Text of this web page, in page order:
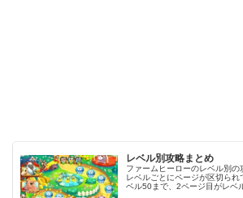
レベル別攻略まとめ
ファームヒーローのレベル別
レベルごとにページが区切ら
ベル50まで、2ページ目がレベ